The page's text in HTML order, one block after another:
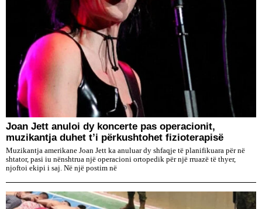
Joan Jett anuloi dy koncerte pas operacionit,
muzikantja duhet t’i përkushtohet fizioterapisë
Muzikantja amerikane Joan Jett ka anuluar dy shfaqje të planifikuara për në
shtator, pasi iu nënshtrua një operacioni ortopedik për një rruazë të thyer,
njoftoi ekipi i saj. Në një postim në